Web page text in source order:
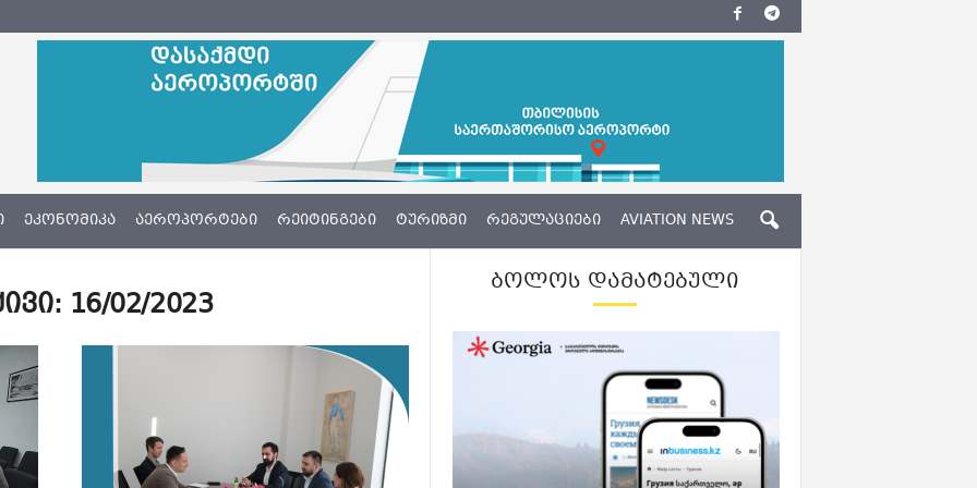
ᲔᲙᲝᲜᲝᲛᲘᲙᲐ ᲐᲔᲠᲝᲞᲝᲠᲢᲔᲑᲘ ᲠᲔᲘᲢᲘᲜᲒᲔᲑᲘ ᲢᲣᲠᲘᲖᲛᲘ ᲠᲔᲒᲣᲚᲐᲪᲘᲔᲑᲘ AVIATION NEWS
16/02/2023
ᲑᲝᲚᲝᲡ ᲓᲐᲛᲐᲢᲔᲑᲣᲚᲘ